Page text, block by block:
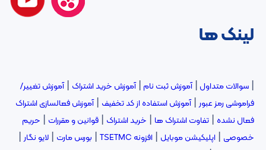
لینک ها
| سوالات متداول |آموزش ثبت نام |آموزش خرید اشتراک |آموزش تغییر/
فراموشی رمز عبور|آموزش استفاده از کد تخفیف |آموزش فعالسازی اشتراک
فعال نشده | تفاوت اشتراک ها | خرید اشتراک | قوانین و مقررات | حریم
خصوصی | اپلیکیشن موبایل | افزونه TSETMC | بورس مارت | لایو نگار|